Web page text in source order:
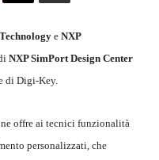
e NXP
NXP SimPort Design Center
di Digi-Key.
offre ai tecnici funzionalità
personalizzati, che